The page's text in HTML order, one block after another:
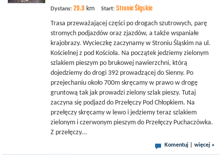
Dystans: 29.9 km Start: Stronie Śląskie
Trasa przeważającej części po drogach szutrowych, parę
stromych podjazdów oraz zjazdów, a także wspaniałe
krajobrazy. Wycieczkę zaczynamy w Stroniu Śląskim na ul.
Kościelnej z pod Kościoła. Na początek jedziemy zielonym
szlakiem pieszym po brukowej nawierzchni, którą
dojedziemy do drogi 392 prowadzącej do Sienny. Po
przejechaniu około 700m skręcamy w prawo w drogę
gruntową tak jak prowadzi zielony szlak pieszy. Tutaj
zaczyna się podjazd do Przełęczy Pod Chłopkiem. Na
przełęczy skręcamy w lewo i jedziemy teraz szlakiem
zielonym i czerwonym pieszym do Przełęczy Puchaczówka.
Z przełęczy...
Komentuj więcej »